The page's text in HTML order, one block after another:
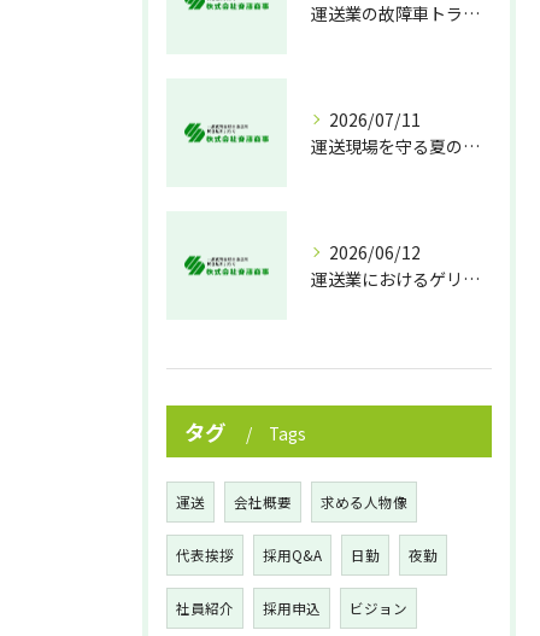
運送業の故障車トラブル即時対処法
2026/07/11
運送現場を守る夏の熱中症対策
2026/06/12
運送業におけるゲリラ豪雨対策の実践法
タグ Tags
運送 会社概要 求める人物像
代表挨拶 採用Q&A 日勤 夜勤
社員紹介 採用申込 ビジョン